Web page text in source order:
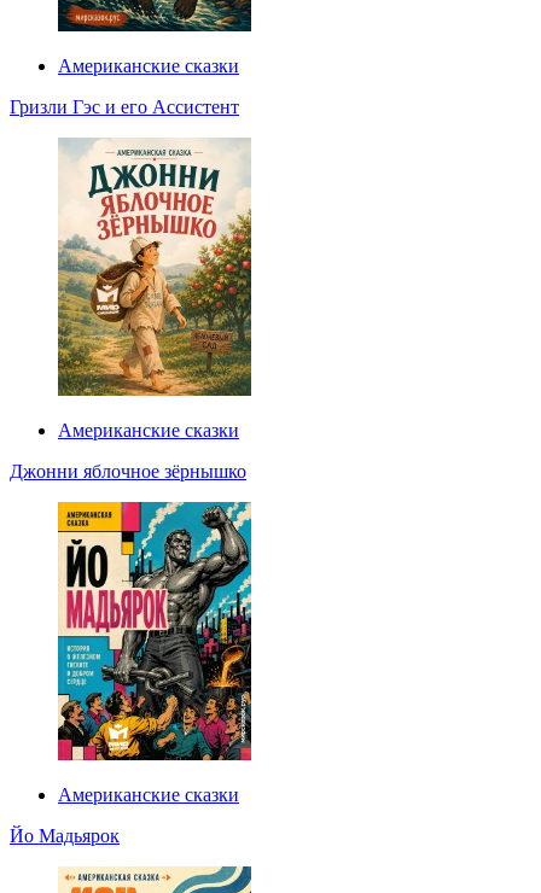
Американские сказки
Гризли Гэс и его Ассистент
Американские сказки
Джонни яблочное зёрнышко
Американские сказки
Йо Мадьярок